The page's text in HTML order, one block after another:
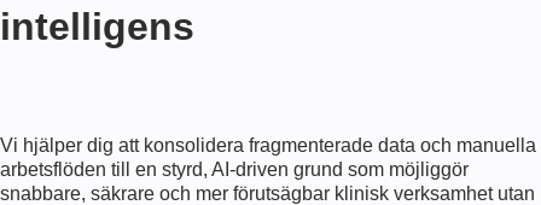
intelligens
Vi hjälper dig att konsolidera fragmenterade data och manuella
arbetsflöden till en styrd, AI-driven grund som möjliggör
snabbare, säkrare och mer förutsägbar klinisk verksamhet utan